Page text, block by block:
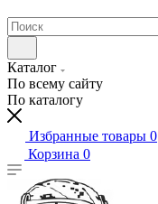
Каталог
По всему сайту
По каталогу
Избранные товары 0
Корзина 0